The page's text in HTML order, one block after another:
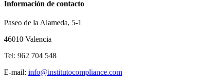
Información de contacto
Paseo de la Alameda, 5-1
46010 Valencia
Tel: 962 704 548
E-mail: info@institutocompliance.com